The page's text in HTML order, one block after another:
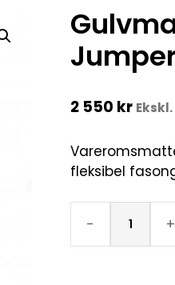
2 550 kr
fleksibel
- +